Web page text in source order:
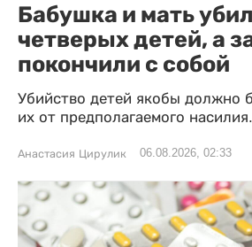
Бабушка и мать
четверых детей, а
покончили с собой
Убийство детей якобы должно
их от предполагаемого насилия.
Анастасия Цирулик 06.08.2026, 02:33